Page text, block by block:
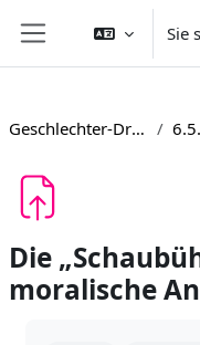
Website-Übersicht
Sie
Geschlechter-Dramen 1600-1800
Die
moralische